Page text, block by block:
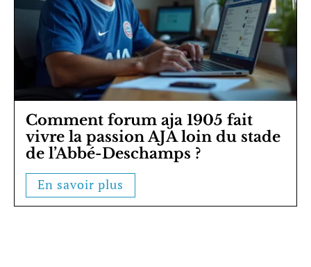
Comment forum aja 1905 fait
vivre la passion AJA loin du stade
de l’Abbé-Deschamps ?
En savoir plus